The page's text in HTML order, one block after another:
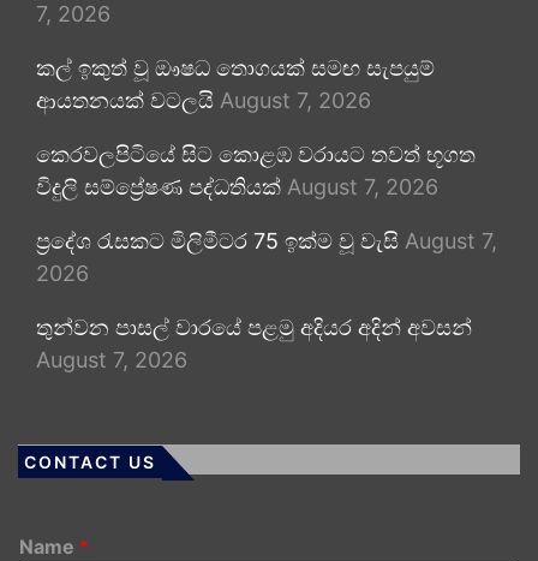
7, 2026
කල් ඉකුත් වූ ඖෂධ තොගයක් සමඟ සැපයුම්
ආයතනයක් වටලයි August 7, 2026
කෙරවලපිටියේ සිට කොළඹ වරායට තවත් භූගත
විදුලි සම්ප්‍රේෂණ පද්ධතියක් August 7, 2026
ප්‍රදේශ රැසකට මිලිමීටර 75 ඉක්ම වූ වැසි August 7,
2026
තුන්වන පාසල් වාරයේ පළමු අදියර අදින් අවසන්
August 7, 2026
CONTACT US
Name *